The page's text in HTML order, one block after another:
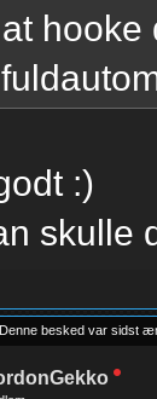
hooke
:)
skulle
besked var sidst